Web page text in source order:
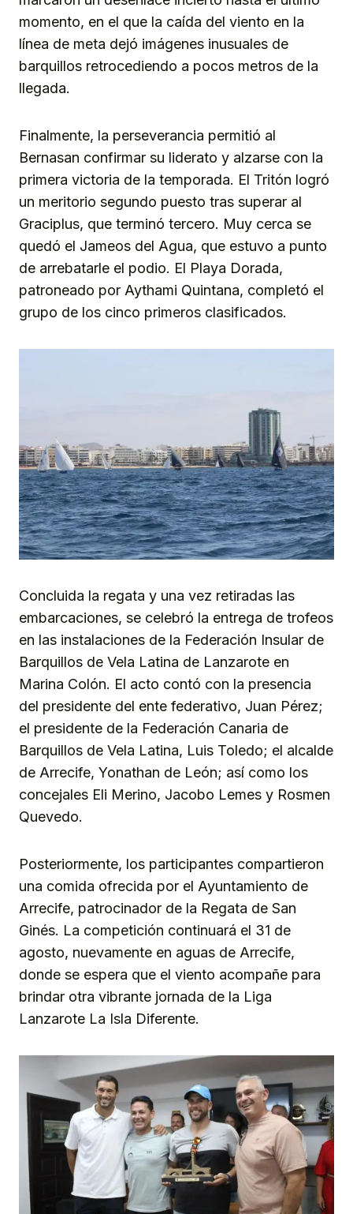
momento, en el que la caída del viento en la
línea de meta dejó imágenes inusuales de
barquillos retrocediendo a pocos metros de la
llegada.
Finalmente, la perseverancia permitió al
Bernasan confirmar su liderato y alzarse con la
primera victoria de la temporada. El Tritón logró
un meritorio segundo puesto tras superar al
Graciplus, que terminó tercero. Muy cerca se
quedó el Jameos del Agua, que estuvo a punto
de arrebatarle el podio. El Playa Dorada,
patroneado por Aythami Quintana, completó el
grupo de los cinco primeros clasificados.
Concluida la regata y una vez retiradas las
embarcaciones, se celebró la entrega de trofeos
en las instalaciones de la Federación Insular de
Barquillos de Vela Latina de Lanzarote en
Marina Colón. El acto contó con la presencia
del presidente del ente federativo, Juan Pérez;
el presidente de la Federación Canaria de
Barquillos de Vela Latina, Luis Toledo; el alcalde
de Arrecife, Yonathan de León; así como los
concejales Eli Merino, Jacobo Lemes y Rosmen
Quevedo.
Posteriormente, los participantes compartieron
una comida ofrecida por el Ayuntamiento de
Arrecife, patrocinador de la Regata de San
Ginés. La competición continuará el 31 de
agosto, nuevamente en aguas de Arrecife,
donde se espera que el viento acompañe para
brindar otra vibrante jornada de la Liga
Lanzarote La Isla Diferente.